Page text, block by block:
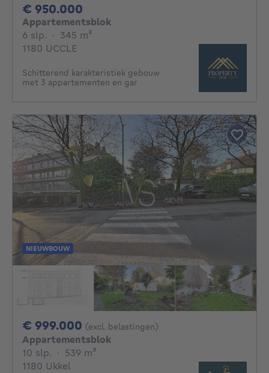
€ 950.000
Appartementsblok
6 slp. 6 slaapkamers
· 345 m²
1180 UCCLE
Schitterend karakteristiek gebouw
met 3 appartementen en gar
NIEUWBOUW
€ 999.000 999000€
(excl. belastingen)
Appartementsblok
10 slp. 10 slaapkamers
· 539 m²
1180 Ukkel